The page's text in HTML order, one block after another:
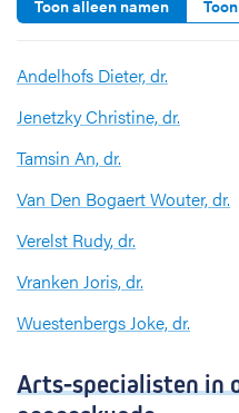
Toon alleen namen
Andelhofs Dieter, dr.
Jenetzky Christine, dr.
Tamsin An, dr.
Van Den Bogaert Wouter, dr.
Verelst Rudy, dr.
Vranken Joris, dr.
Wuestenbergs Joke, dr.
Arts-specialisten in